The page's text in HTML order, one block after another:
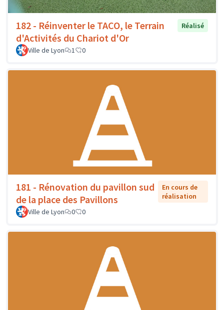
182 - Réinventer le TACO, le Terrain
d'Activités du Chariot d'Or
Réalisé
Ville de Lyon 1 0
181 - Rénovation du pavillon sud
de la place des Pavillons
En cours de
réalisation
Ville de Lyon
0 0